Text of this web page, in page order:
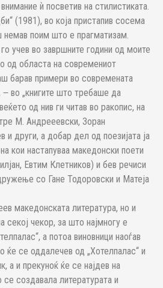
ѝ посветив на стилистиката.
(1981), во која пристапив сосема
немав поим што е прагматизам.
учев во завршните години од моите
од областа на современиот
барав примери во современата
во „книгите што требаше да
од нив ги читав во ракопис, на
М. Андрееевски, Зоран
и други, а добар дел од поезијата ја
кои настапуваа македонски поети
Евтим Клетников) и бев речиси
со Гане Тодоровски и Матеја
македонската литература, но и
секој чекор, за што најмногу е
а потоа виновници наоѓав
ќе се оддалечев од „Хотелпалас“ и
а и прекуноќ ќе се најдев на
создавала литературата и